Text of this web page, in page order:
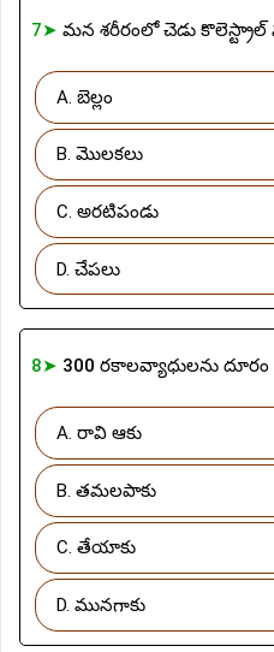
7➤ మన శరీరంలో చెడు కొలెస్ట్రాల్
A. బెల్లం
B. మొలకలు
C. అరటిపండు
D. చేపలు
8➤ 300 రకాలవ్యాధులను దూరం
A. రావి ఆకు
B. తమలపాకు
C. తేయాకు
D. మునగాకు